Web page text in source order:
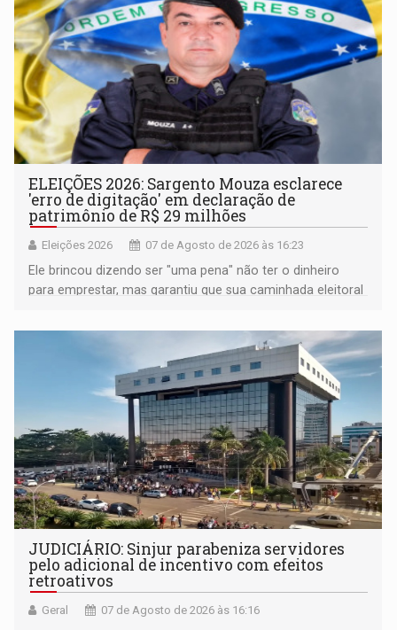
ELEIÇÕES 2026: Sargento Mouza esclarece
'erro de digitação' em declaração de
patrimônio de R$ 29 milhões
Eleições 2026 07 de Agosto de 2026 às 16:23
Ele brincou dizendo ser "uma pena" não ter o dinheiro
para emprestar, mas garantiu que sua caminhada eleitoral
JUDICIÁRIO: Sinjur parabeniza servidores
pelo adicional de incentivo com efeitos
retroativos
Geral 07 de Agosto de 2026 às 16:16